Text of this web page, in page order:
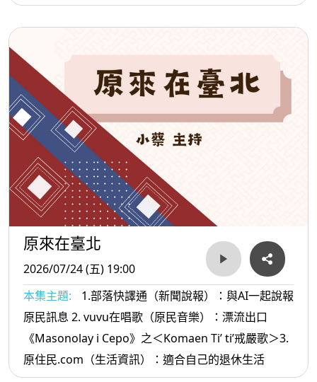
原來在臺北
2026/07/24 (五) 19:00
本集主題:
1.部落快譯通（新聞說報）：與AI一起說報
原民訊息 2. vuvu在唱歌（原民音樂）：漂流出口
《Masonolay i Cepo》之＜Komaen Ti’ ti’戒嚴歌＞3.
原住民.com（生活資訊）：適合自己的退休生活